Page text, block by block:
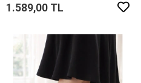
1.589,00 TL